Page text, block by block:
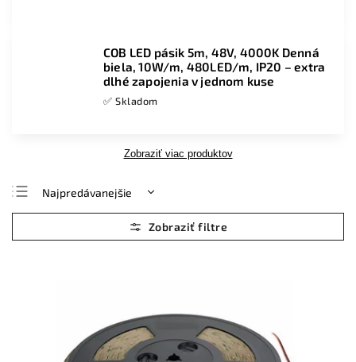
COB LED pásik 5m, 48V, 4000K Denná
biela, 10W/m, 480LED/m, IP20 – extra
dlhé zapojenia v jednom kuse
✅ Skladom
Zobraziť viac produktov
Najpredávanejšie
Najlacnejšie
Najdrahšie